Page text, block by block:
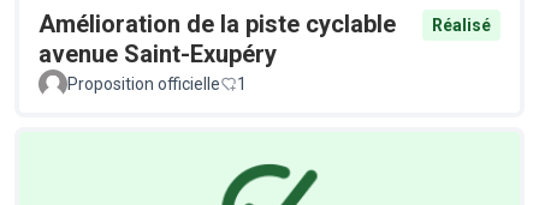
Amélioration de la piste cyclable
avenue Saint-Exupéry
Réalisé
Proposition officielle 1